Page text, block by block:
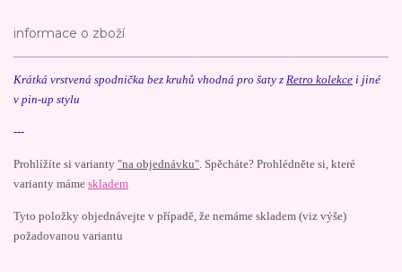
informace o zboží
Krátká vrstvená spodnička bez kruhů vhodná pro šaty z Retro kolekce i jiné
v pin-up stylu
---
Prohlížíte si varianty "na objednávku". Spěcháte? Prohlédněte si, které
varianty máme skladem
Tyto položky objednávejte v případě, že nemáme skladem (viz výše)
požadovanou variantu